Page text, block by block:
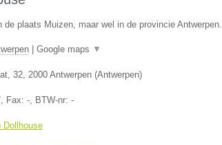
de plaats Muizen, maar wel in de provincie Antwerpen.
| Google maps ▼
32, 2000 Antwerpen(Antwerpen)
, Fax: -, BTW-nr: -
Dollhouse